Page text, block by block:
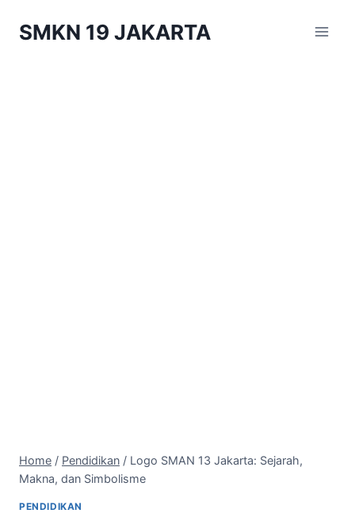
SMKN 19 JAKARTA
Home / Pendidikan / Logo SMAN 13 Jakarta: Sejarah,
Makna, dan Simbolisme
PENDIDIKAN